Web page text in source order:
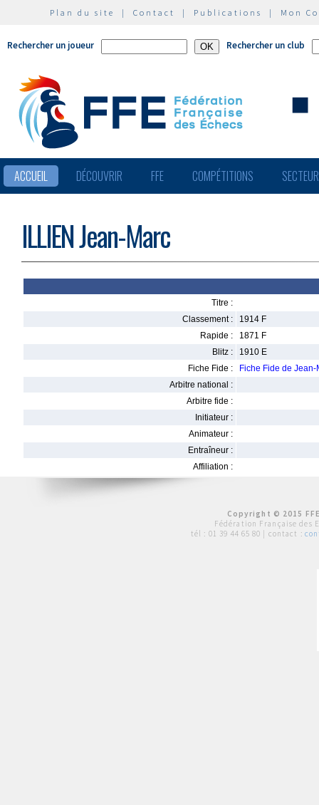
Plan du site | Contact | Publications | Mon
Rechercher un joueur Rechercher un club
ACCUEIL DÉCOUVRIR FFE COMPÉTITIONS
ILLIEN Jean-Marc
Titre :
Classement :
1914 F
Rapide :
1871 F
Blitz :
1910 E
Fiche Fide :
Fiche Fide de Jean-
Arbitre national :
Arbitre fide :
Initiateur :
Animateur :
Entraîneur :
Affiliation :
Copyright © 2015
Fédération Française des
tél : 01 39 44 65 80 | contact :